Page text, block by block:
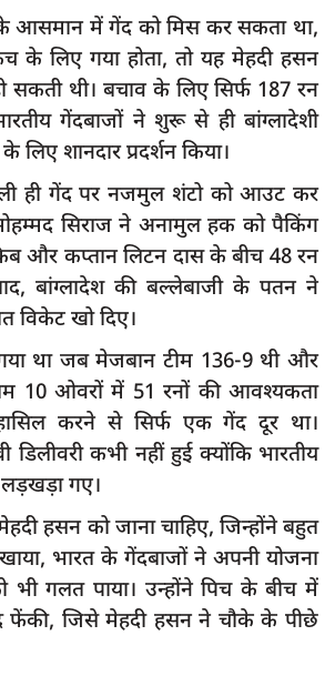
के आसमान में गेंद को मिस कर सकता था,
के लिए गया होता, तो यह मेहदी हसन
सकती थी। बचाव के लिए सिर्फ 187 रन
गेंदबाजों ने शुरू से ही बांग्लादेशी
लिए शानदार प्रदर्शन किया।
ही गेंद पर नजमुल शंटो को आउट कर
सिराज ने अनामुल हक को पैकिंग
और कप्तान लिटन दास के बीच 48 रन
बांग्लादेश की बल्लेबाजी के पतन ने
विकेट खो दिए।
था जब मेजबान टीम 136-9 थी और
10 ओवरों में 51 रनों की आवश्यकता
करने से सिर्फ एक गेंद दूर था।
डिलीवरी कभी नहीं हुई क्योंकि भारतीय
गए।
हसन को जाना चाहिए, जिन्होंने बहुत
भारत के गेंदबाजों ने अपनी योजना
भी गलत पाया। उन्होंने पिच के बीच में
फेंकी, जिसे मेहदी हसन ने चौके के पीछे